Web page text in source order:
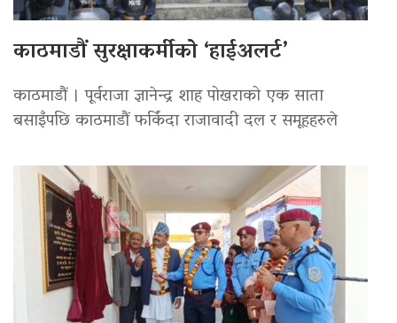
काठमाडौं सुरक्षाकर्मीको ‘हाईअलर्ट’
काठमाडौं । पूर्वराजा ज्ञानेन्द्र शाह पोखराको एक साता
बसाइँपछि काठमाडौं फर्किंदा राजावादी दल र समूहहरुले